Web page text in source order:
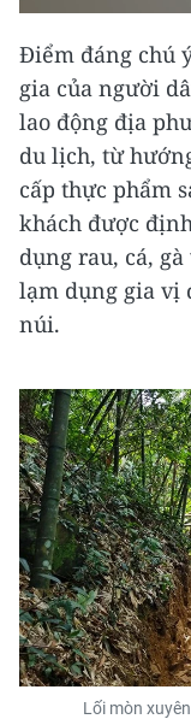
Điểm đáng chú
gia của người
lao động địa
du lịch, từ
cấp thực phẩm
khách được
dụng rau, cá,
lạm dụng gia vị
núi.
Lối mòn